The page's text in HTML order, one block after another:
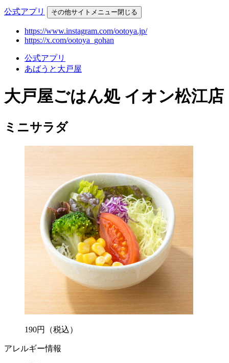
公式アプリ その他サイトメニュー閉じる
https://www.instagram.com/ootoya.jp/
https://x.com/ootoya_gohan
公式アプリ
あばうと大戸屋
大戸屋ごはん処 イオン松江店
ミニサラダ
190円 （税込）
アレルギー情報